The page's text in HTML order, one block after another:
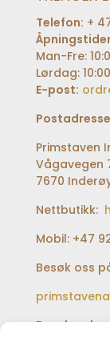
Telefon: +
Man-Fre:
Lørdag:
E-post:
Primstaven
Vågavegen
7670
Nettbutikk:
Mobil: +47
Besøk oss
extra og